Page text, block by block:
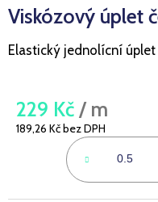
Viskózový úplet
Elastický jednolícní
229 Kč / m
189,26 Kč bez DPH
a
j
í
?